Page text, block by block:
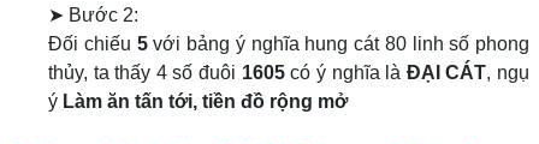
➤ Bước 2:
Đối chiếu 5với bảng ý nghĩa hung cát 80 linh số phong
thủy, ta thấy 4 số đuôi 1605có ý nghĩa là ĐẠI CÁT, ngụ
ý Làm ăn tấn tới, tiền đồ rộng mở